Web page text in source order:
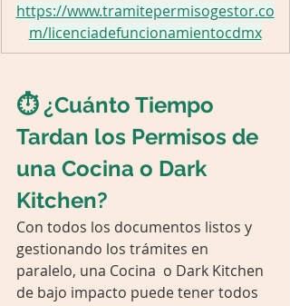
https://www.tramitepermisogestor.co
m/licenciadefuncionamientocdmx
⏱️ ¿Cuánto Tiempo
Tardan los Permisos de
una Cocina o Dark
Kitchen?
Con todos los documentos listos y
gestionando los trámites en
paralelo, una Cocina  o Dark Kitchen
de bajo impacto puede tener todos